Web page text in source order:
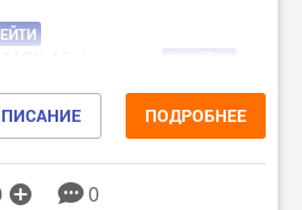
2400х1080, 120 Гц, HDR10
695 (6нм), GPU Adreno
Dolby Atmos, Hi-
ПОДРОБНЕЕ
0